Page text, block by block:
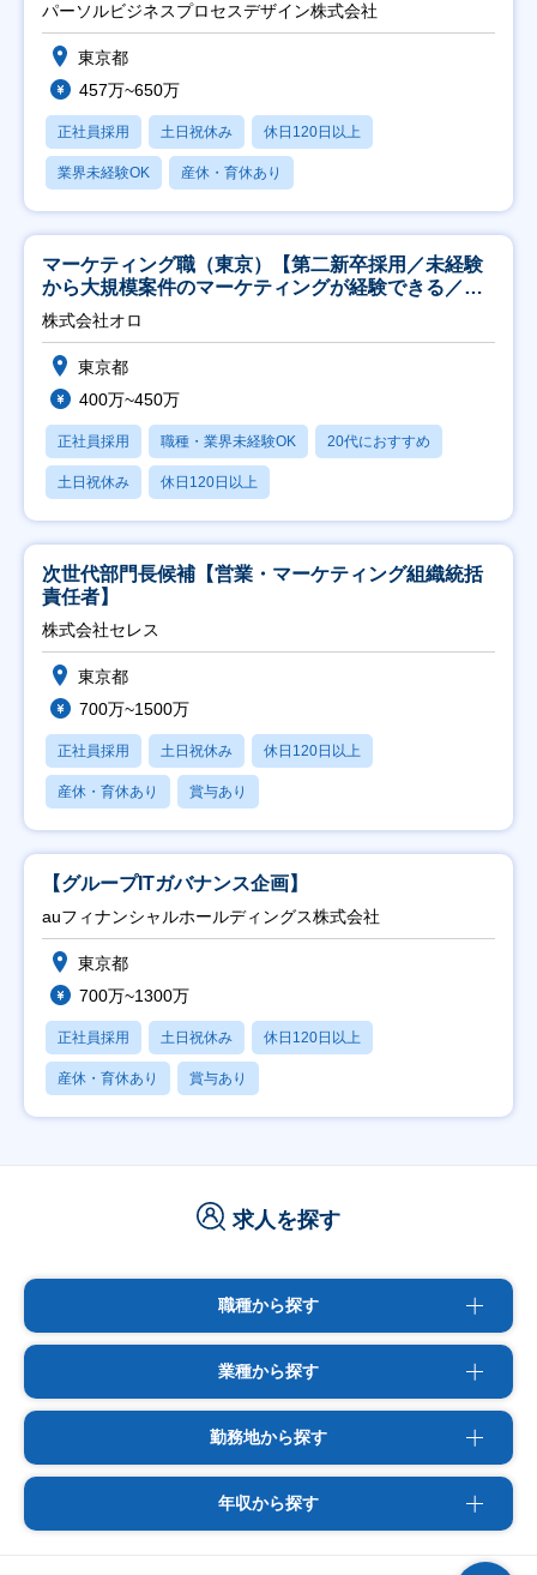
パーソルビジネスプロセスデザイン株式会社
東京都
457万~650万
正社員採用 土日祝休み 休日120日以上
業界未経験OK 産休・育休あり
マーケティング職（東京）【第二新卒採用／未経験
から大規模案件のマーケティングが経験できる／研
修充実】
株式会社オロ
東京都
400万~450万
正社員採用 職種・業界未経験OK 20代におすすめ
土日祝休み 休日120日以上
次世代部門長候補【営業・マーケティング組織統括
責任者】
株式会社セレス
東京都
700万~1500万
正社員採用 土日祝休み 休日120日以上
産休・育休あり 賞与あり
【グループITガバナンス企画】
auフィナンシャルホールディングス株式会社
東京都
700万~1300万
正社員採用 土日祝休み 休日120日以上
産休・育休あり 賞与あり
求人を探す
職種から探す
業種から探す
勤務地から探す
年収から探す